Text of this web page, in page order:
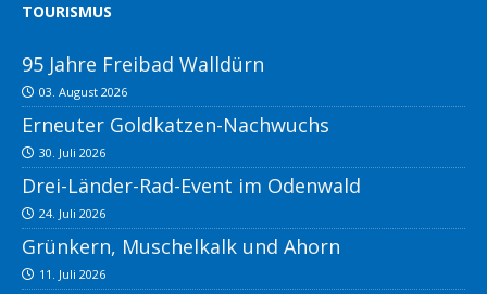
TOURISMUS
95 Jahre Freibad Walldürn
03. August 2026
Erneuter Goldkatzen-Nachwuchs
30. Juli 2026
Drei-Länder-Rad-Event im Odenwald
24. Juli 2026
Grünkern, Muschelkalk und Ahorn
11. Juli 2026